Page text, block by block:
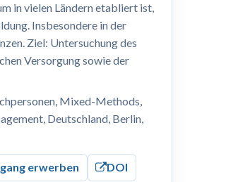
in vielen Ländern etabliert ist,
Insbesondere in der
Ziel: Untersuchung des
Versorgung sowie der
Mixed-Methods,
Deutschland, Berlin,
erwerben DOI